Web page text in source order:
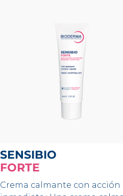
SENSIBIO
FORTE
Crema calmante con acción